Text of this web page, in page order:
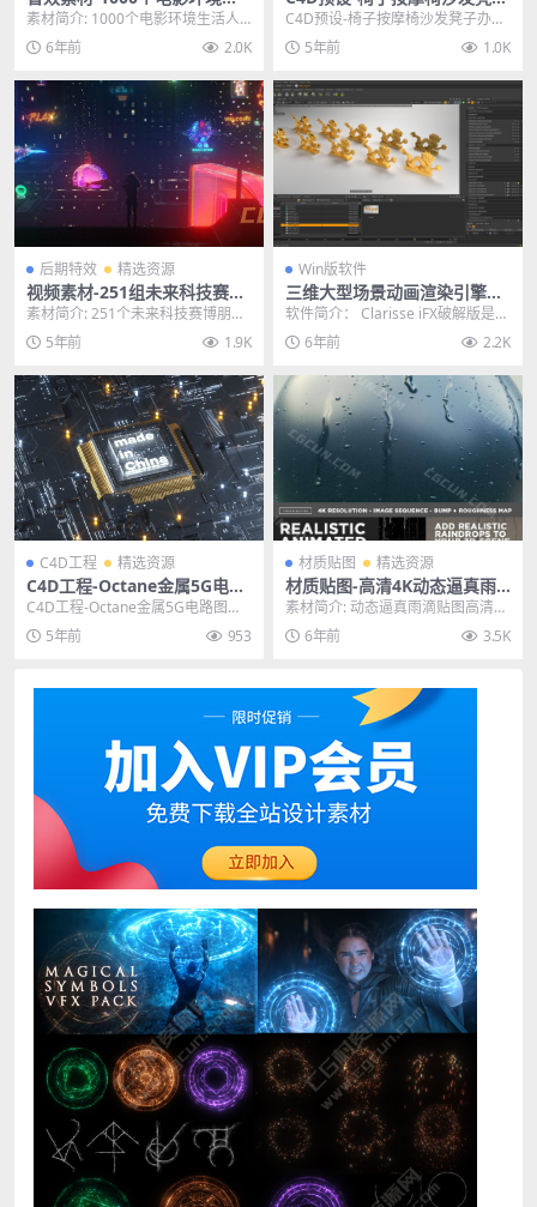
活人物动态氛围音效包
素材简介: 1000个电影环境生活人
物动态氛围音效包,适用于任何视频
和音频编辑器...
6年前 2.0K
办公座椅模型预设 Chair
C4D预设-椅子按摩椅沙发凳子办公
座椅模型预设 Chair 其他推荐: C4D
工...5年前 1.0K
后期特效 精选资源
视频素材-251组未来科技赛博
朋克图形元素4K特效合成素材
(含透明通道)
素材简介: 251个未来科技赛博朋克
发光图形素材,这些素材可以让你创
建赛博朋克和...
5年前 1.9K
Win版软件
三维大型场景动画渲染引擎软
件 Isotropix Clarisse iFX 4.0
SP6 WIN版
软件简介： Clarisse iFX破解版是由
isotropix公司推出的一款专...
6年前 2.2K
C4D工程 精选资源
C4D工程-Octane金属5G电路
图芯片板创意静帧工程
C4D工程-Octane金属5G电路图芯
片板创意静帧工程 其他推荐: C4D
工程...5年前 953
材质贴图 精选资源
材质贴图-高清4K动态逼真雨
滴水贴图素材479帧（动态序
列）
素材简介: 动态逼真雨滴贴图高清4K
素材479帧（动态序列）包含什么
：全动画逼...
6年前 3.5K